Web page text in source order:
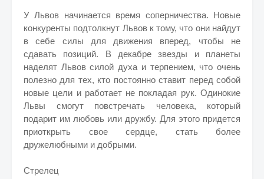
У Львов начинается время соперничества. Новые
конкуренты подтолкнут Львов к тому, что они найдут
в себе силы для движения вперед, чтобы не
сдавать позиций. В декабре звезды и планеты
наделят Львов силой духа и терпением, что очень
полезно для тех, кто постоянно ставит перед собой
новые цели и работает не покладая рук. Одинокие
Львы смогут повстречать человека, который
подарит им любовь или дружбу. Для этого придется
приоткрыть свое сердце, стать более
дружелюбными и добрыми.
Стрелец